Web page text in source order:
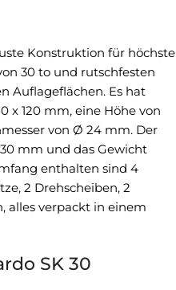
Konstruktion für höchste
30 to und rutschfesten
Auflageflächen. Es hat
x 120 mm, eine Höhe von
von Ø 24 mm. Der
mm und das Gewicht
enthalten sind 4
2 Drehscheiben, 2
alles verpackt in einem
SK 30